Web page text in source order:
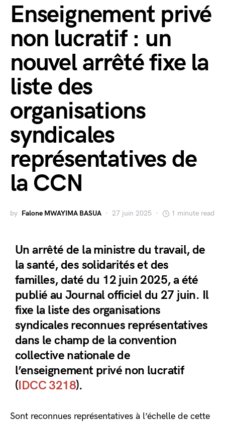
Enseignement privé
non lucratif : un
nouvel arrêté fixe la
liste des
organisations
syndicales
représentatives de
la CCN
by Falone MWAYIMA BASUA 27 juin 2025 1 minute read
Un arrêté de la ministre du travail, de
la santé, des solidarités et des
familles, daté du 12 juin 2025, a été
publié au Journal officiel du 27 juin. Il
fixe la liste des organisations
syndicales reconnues représentatives
dans le champ de la convention
collective nationale de
l’enseignement privé non lucratif
(IDCC 3218).
Sont reconnues représentatives à l’échelle de cette